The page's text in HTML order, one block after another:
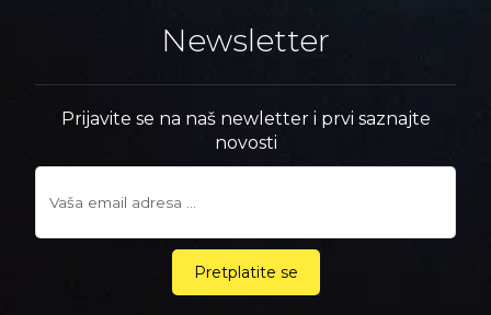
Newsletter
Prijavite se na naš newletter i prvi saznajte
novosti
Pretplatite se